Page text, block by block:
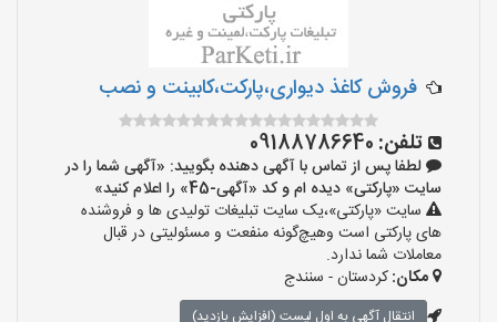
فروش کاغذ دیواری،پارکت،کابینت و نصب
تلفن: 09188786640
لطفا پس از تماس با آگهی دهنده بگویید: «آگهی شما را در
سایت «پارکتی» دیده ام و کد «آگهی-45» را اعلام کنید»
سایت «پارکتی»،یک سایت تبلیغات تولیدی ها و فروشنده
های پارکتی است وهیچ‌گونه منفعت و مسئولیتی در قبال
معاملات شما ندارد.
مکان:کردستان - سنندج
انتقال آگهی به اول لیست (افزایش بازدید)